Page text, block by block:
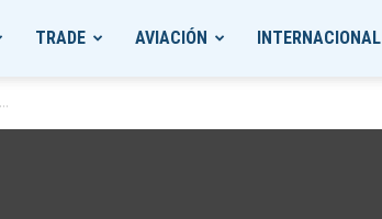
TRADE AVIACIÓN INTERNACIONAL